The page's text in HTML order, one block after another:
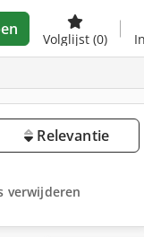
Volglijst (0)
Relevantie
verwijderen